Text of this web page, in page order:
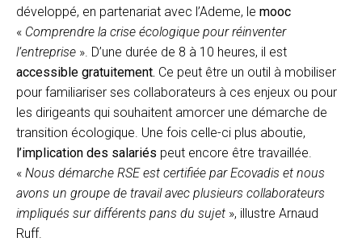
développé, en partenariat avec l’Ademe, le mooc
« Comprendre la crise écologique pour réinventer
l’entreprise ». D’une durée de 8 à 10 heures, il est
accessible gratuitement. Ce peut être un outil à mobiliser
pour familiariser ses collaborateurs à ces enjeux ou pour
les dirigeants qui souhaitent amorcer une démarche de
transition écologique. Une fois celle-ci plus aboutie,
l’implication des salariés peut encore être travaillée.
« Nous démarche RSE est certifiée par Ecovadis et nous
avons un groupe de travail avec plusieurs collaborateurs
impliqués sur différents pans du sujet », illustre Arnaud
Ruff.